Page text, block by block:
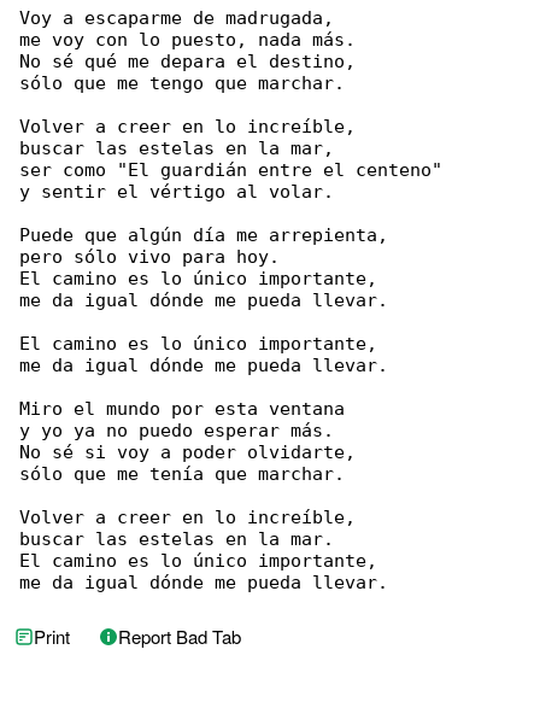
Voy a escaparme de madrugada,
me voy con lo puesto, nada más.
No sé qué me depara el destino,
sólo que me tengo que marchar.
Volver a creer en lo increíble,
buscar las estelas en la mar,
ser como "El guardián entre el centeno"
y sentir el vértigo al volar.
Puede que algún día me arrepienta,
pero sólo vivo para hoy.
El camino es lo único importante,
me da igual dónde me pueda llevar.
El camino es lo único importante,
me da igual dónde me pueda llevar.
Miro el mundo por esta ventana
y yo ya no puedo esperar más.
No sé si voy a poder olvidarte,
sólo que me tenía que marchar.
Volver a creer en lo increíble,
buscar las estelas en la mar.
El camino es lo único importante,
me da igual dónde me pueda llevar.
Print Report Bad Tab